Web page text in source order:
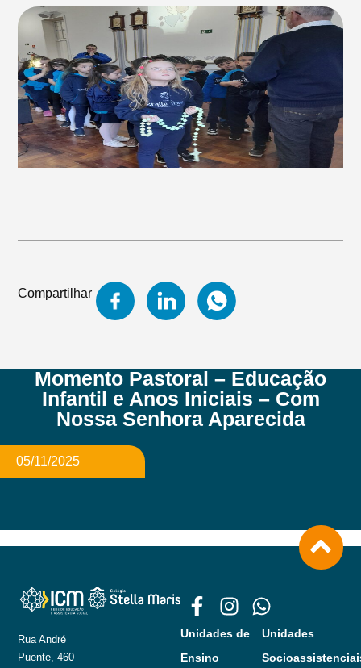
Compartilhar
Momento Pastoral – Educação
Infantil e Anos Iniciais – Com
Nossa Senhora Aparecida
05/11/2025
Rua André
Puente, 460
Unidades de
Ensino
Unidades